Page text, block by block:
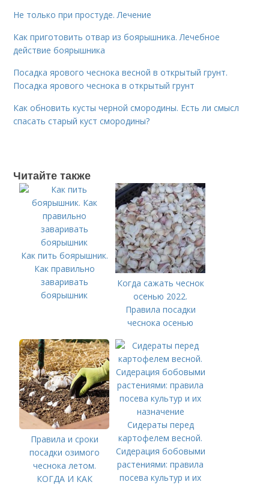
Не только при простуде. Лечение
Как приготовить отвар из боярышника. Лечебное
действие боярышника
Посадка ярового чеснока весной в открытый грунт.
Посадка ярового чеснока в открытый грунт
Как обновить кусты черной смородины. Есть ли смысл
спасать старый куст смородины?
Читайте также
Как пить боярышник.
Как правильно
заваривать
боярышник
Когда сажать чеснок
осенью 2022.
Правила посадки
чеснока осенью
Правила и сроки
посадки озимого
чеснока летом.
КОГДА И КАК
Сидераты перед
картофелем весной.
Сидерация бобовыми
растениями: правила
посева культур и их